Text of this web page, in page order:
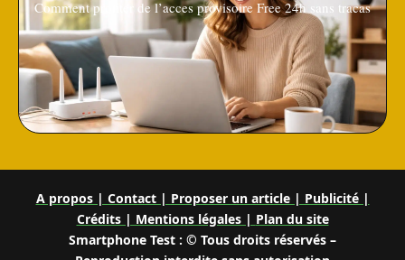
Comment profiter de l’acces provisoire Free 24h sans tracas
A propos | Contact | Proposer un article | Publicité |
Crédits | Mentions légales | Plan du site
Smartphone Test : © Tous droits réservés –